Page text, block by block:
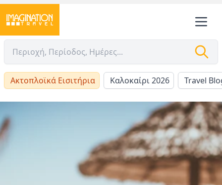
Ακτοπλοϊκά Εισιτήρια Καλοκαίρι 2026 Travel